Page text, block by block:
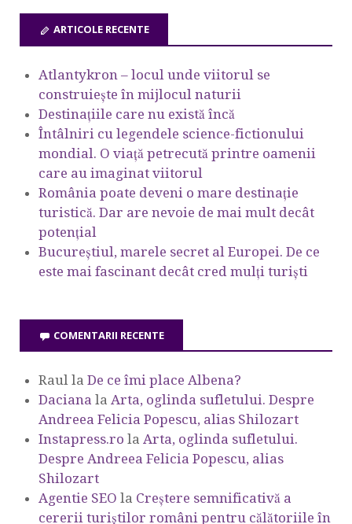
ARTICOLE RECENTE
Atlantykron – locul unde viitorul se
construiește în mijlocul naturii
Destinațiile care nu există încă
Întâlniri cu legendele science-fictionului
mondial. O viață petrecută printre oamenii
care au imaginat viitorul
România poate deveni o mare destinație
turistică. Dar are nevoie de mai mult decât
potențial
Bucureștiul, marele secret al Europei. De ce
este mai fascinant decât cred mulți turiști
COMENTARII RECENTE
Raul la De ce îmi place Albena?
Daciana la Arta, oglinda sufletului. Despre
Andreea Felicia Popescu, alias Shilozart
Instapress.ro la Arta, oglinda sufletului.
Despre Andreea Felicia Popescu, alias
Shilozart
Agentie SEO la Creștere semnificativă a
cererii turiștilor români pentru călătoriile în